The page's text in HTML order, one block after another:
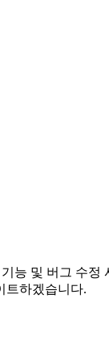
능 및 버그 수정
트하겠습니다.